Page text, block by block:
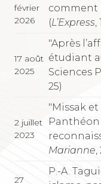
février
2026
comment
(L’Express
17 août
2025
"Après
étudiant
Sciences
25)
2 juillet
2023
"Missak
Panthéon
Marianne
27
P.-A.